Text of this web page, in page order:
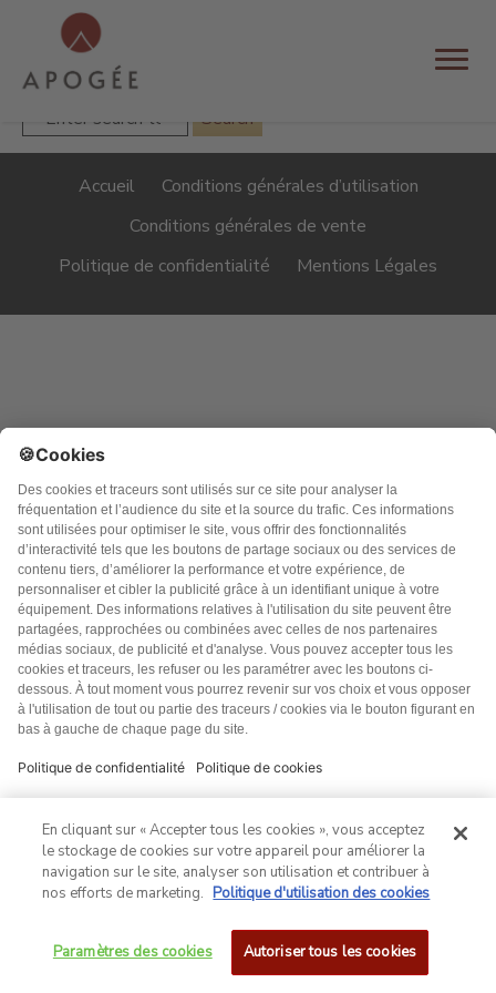
NOT FOUND
Sorry, but you are looking for something that isn't here.
Accueil
Conditions générales d’utilisation
Conditions générales de vente
Politique de confidentialité
Mentions Légales
En cliquant sur « Accepter tous les cookies », vous acceptez
le stockage de cookies sur votre appareil pour améliorer la
navigation sur le site, analyser son utilisation et contribuer à
nos efforts de marketing. Politique d'utilisation des cookies
Paramètres des cookies Autoriser tous les cookies